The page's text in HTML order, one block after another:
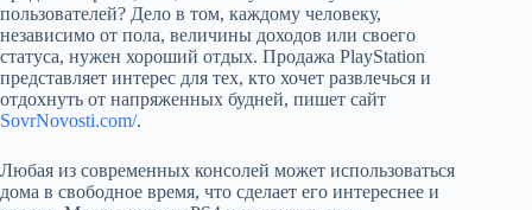
пользователей? Дело в том, каждому человеку,
независимо от пола, величины доходов или своего
статуса, нужен хороший отдых. Продажа PlayStation
представляет интерес для тех, кто хочет развлечься и
отдохнуть от напряженных будней, пишет сайт
SovrNovosti.com/.
Любая из современных консолей может использоваться
дома в свободное время, что сделает его интереснее и